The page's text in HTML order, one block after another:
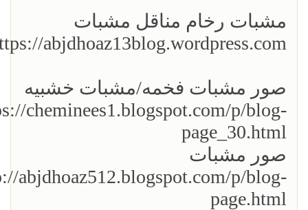
مشبات رخام مناقل مشبات
abjdhoaz13blog.wordpress.com/
صور مشبات فخمه/مشبات خشبيه
cheminees1.blogspot.com/p/blog-
page_30.html
صور مشبات
abjdhoaz512.blogspot.com/p/blog-
page.html